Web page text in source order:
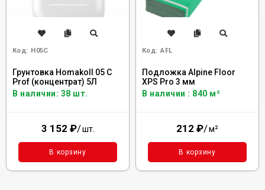
Код: H05C
Грунтовка Homakoll 05 C
Prof (концентрат) 5Л
В наличии: 38 шт.
3 152 ₽/шт.
В корзину
Код: AFL
Подложка Alpine Floor
XPS Pro 3 мм
В наличии : 840 м²
212 ₽/м²
В корзину